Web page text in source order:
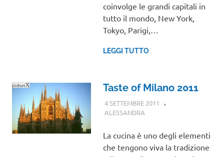
coinvolge le grandi capitali in
tutto il mondo, New York,
Tokyo, Parigi,…
LEGGI TUTTO
Taste of Milano 2011
4 SETTEMBRE 2011
ALESSANDRAEVENTI
La cucina è uno degli elementi
che tengono viva la tradizione